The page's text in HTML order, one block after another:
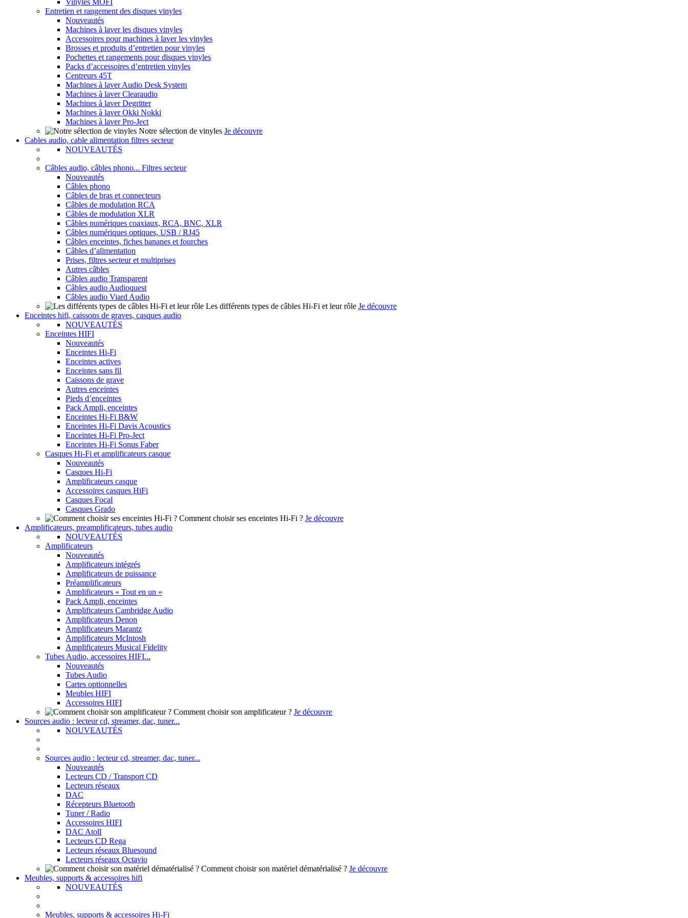
Vinyles MOFI
Entretien et rangement des disques vinyles
Nouveautés
Machines à laver les disques vinyles
Accessoires pour machines à laver les vinyles
Brosses et produits d’entretien pour vinyles
Pochettes et rangements pour disques vinyles
Packs d’accessoires d’entretien vinyles
Centreurs 45T
Machines à laver Audio Desk System
Machines à laver Clearaudio
Machines à laver Degritter
Machines à laver Okki Nokki
Machines à laver Pro-Ject
Notre sélection de vinyles Je découvre
Cables audio, cable alimentation filtres secteur
NOUVEAUTÉS
Câbles audio, câbles phono... Filtres secteur
Nouveautés
Câbles phono
Câbles de bras et connecteurs
Câbles de modulation RCA
Câbles de modulation XLR
Câbles numériques coaxiaux, RCA, BNC, XLR
Câbles numériques optiques, USB / RJ45
Câbles enceintes, fiches bananes et fourches
Câbles d’alimentation
Prises, filtres secteur et multiprises
Autres câbles
Câbles audio Transparent
Câbles audio Audioquest
Câbles audio Viard Audio
Les différents types de câbles Hi-Fi et leur rôle Je découvre
Enceintes hifi, caissons de graves, casques audio
NOUVEAUTÉS
Enceintes HIFI
Nouveautés
Enceintes Hi-Fi
Enceintes actives
Enceintes sans fil
Caissons de grave
Autres enceintes
Pieds d’enceintes
Pack Ampli, enceintes
Enceintes Hi-Fi B&W
Enceintes Hi-Fi Davis Acoustics
Enceintes Hi-Fi Pro-Ject
Enceintes Hi-Fi Sonus Faber
Casques Hi-Fi et amplificateurs casque
Nouveautés
Casques Hi-Fi
Amplificateurs casque
Accessoires casques HiFi
Casques Focal
Casques Grado
Comment choisir ses enceintes Hi-Fi ? Je découvre
Amplificateurs, preamplificateurs, tubes audio
NOUVEAUTÉS
Amplificateurs
Nouveautés
Amplificateurs intégrés
Amplificateurs de puissance
Préamplificateurs
Amplificateurs « Tout en un »
Pack Ampli, enceintes
Amplificateurs Cambridge Audio
Amplificateurs Denon
Amplificateurs Marantz
Amplificateurs McIntosh
Amplificateurs Musical Fidelity
Tubes Audio, accessoires HIFI...
Nouveautés
Tubes Audio
Cartes optionnelles
Meubles HIFI
Accessoires HIFI
Comment choisir son amplificateur ? Je découvre
Sources audio : lecteur cd, streamer, dac, tuner...
NOUVEAUTÉS
Sources audio : lecteur cd, streamer, dac, tuner...
Nouveautés
Lecteurs CD / Transport CD
Lecteurs réseaux
DAC
Récepteurs Bluetooth
Tuner / Radio
Accessoires HIFI
DAC Atoll
Lecteurs CD Rega
Lecteurs réseaux Bluesound
Lecteurs réseaux Octavio
Comment choisir son matériel dématérialisé ? Je découvre
Meubles, supports & accessoires hifi
NOUVEAUTÉS
Meubles, supports & accessoires Hi-Fi